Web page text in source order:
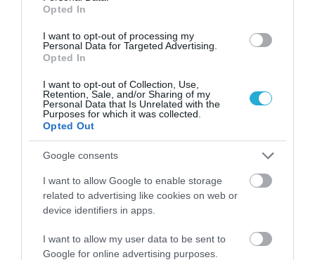
Opted In
I want to opt-out of processing my
Personal Data for Targeted Advertising.
Opted In
I want to opt-out of Collection, Use,
Retention, Sale, and/or Sharing of my
Personal Data that Is Unrelated with the
Purposes for which it was collected.
Opted Out
Google consents
I want to allow Google to enable storage
related to advertising like cookies on web or
device identifiers in apps.
I want to allow my user data to be sent to
Google for online advertising purposes.
30.07.2026
Public Group: Πωλήσεις άνω των 500 εκατ.
ευρώ το 2025